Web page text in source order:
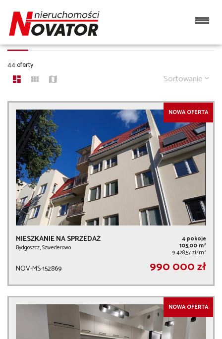
MIESZKANIA NA SPRZEDAŻ
44 oferty
Sortowanie
NOWA OFERTA
MIESZKANIE NA SPRZEDAŻ
Bydgoszcz, Szwederowo
4 pokoje
105,00 m2
9 428,57 zł/m2
NOV-MS-152869 990 000 zł
NOWA OFERTA